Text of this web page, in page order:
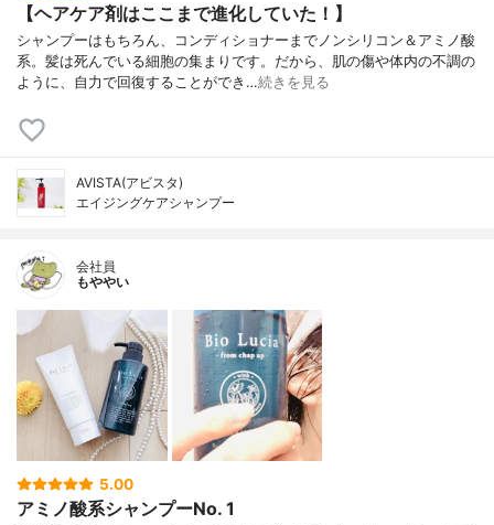
【ヘアケア剤はここまで進化していた！】
シャンプーはもちろん、コンディショナーまでノンシリコン＆アミノ酸
系。髪は死んでいる細胞の集まりです。だから、肌の傷や体内の不調の
ように、自力で回復することができ…続きを見る
AVISTA(アビスタ)
エイジングケアシャンプー
会社員
もややい
5.00
アミノ酸系シャンプーNo. 1